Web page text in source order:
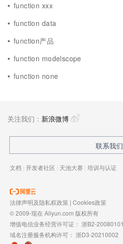
function xxx
function data
function产品
function modelscope
function none
关注我们： 新浪微博
联系我们
文档 | 开发者社区 | 天池大赛 | 培训与认证
法律声明及隐私权政策 | Cookies政策
© 2009-现在 Aliyun.com 版权所有
增值电信业务经营许可证： 浙B2-20080101
域名注册服务机构许可： 浙D3-20210002